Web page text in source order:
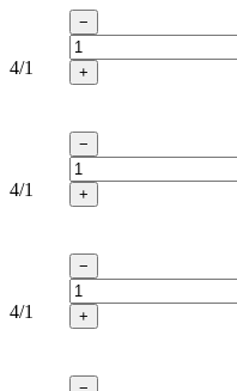
4/1
−
+
4/1
−
+
4/1
−
+